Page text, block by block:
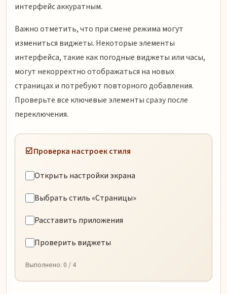
интерфейс аккуратным.
Важно отметить, что при смене режима могут
измениться виджеты. Некоторые элементы
интерфейса, такие как погодные виджеты или часы,
могут некорректно отображаться на новых
страницах и потребуют повторного добавления.
Проверьте все ключевые элементы сразу после
переключения.
☑️ Проверка настроек стиля
Открыть настройки экрана
Выбрать стиль «Страницы»
Расставить приложения
Проверить виджеты
Выполнено: 0 / 4